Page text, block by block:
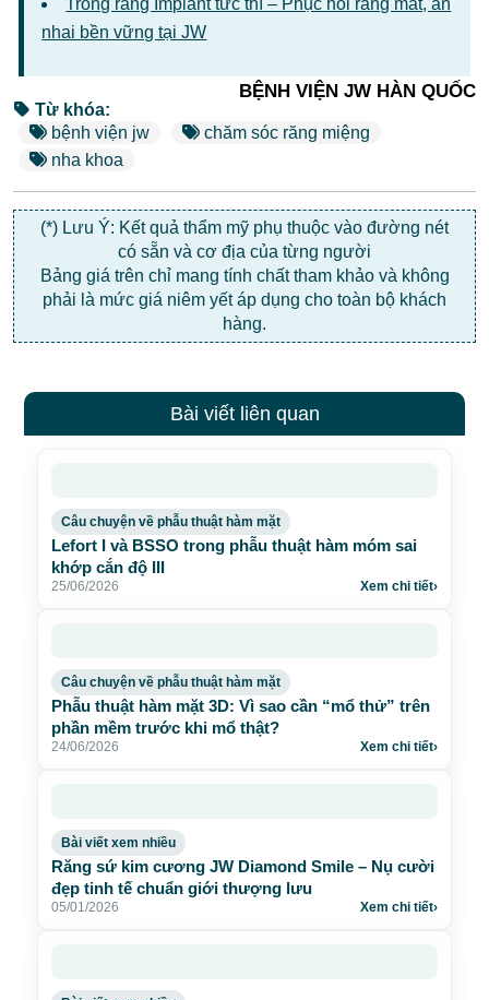
Trồng răng Implant tức thì – Phục hồi răng mất, ăn
nhai bền vững tại JW
BỆNH VIỆN JW HÀN QUỐC
Từ khóa:
bệnh viện jw
chăm sóc răng miệng
nha khoa
(*) Lưu Ý: Kết quả thẩm mỹ phụ thuộc vào đường nét
có sẵn và cơ địa của từng người
Bảng giá trên chỉ mang tính chất tham khảo và không
phải là mức giá niêm yết áp dụng cho toàn bộ khách
hàng.
Bài viết liên quan
Câu chuyện về phẫu thuật hàm mặt
Lefort I và BSSO trong phẫu thuật hàm móm sai
khớp cắn độ III
25/06/2026 Xem chi tiết›
Câu chuyện về phẫu thuật hàm mặt
Phẫu thuật hàm mặt 3D: Vì sao cần “mổ thử” trên
phần mềm trước khi mổ thật?
24/06/2026 Xem chi tiết›
Bài viết xem nhiều
Răng sứ kim cương JW Diamond Smile – Nụ cười
đẹp tinh tế chuẩn giới thượng lưu
05/01/2026 Xem chi tiết›